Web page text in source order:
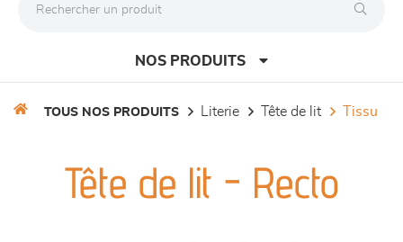
NOS PRODUITS
séjours
TOUS NOS PRODUITS literie tête de lit tissu
Tête de lit - Recto